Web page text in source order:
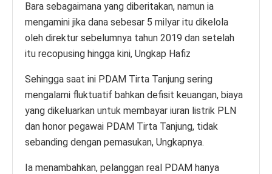
Bara sebagaimana yang diberitakan, namun ia
mengamini jika dana sebesar 5 milyar itu dikelola
oleh direktur sebelumnya tahun 2019 dan setelah
itu recopusing hingga kini, Ungkap Hafiz
Sehingga saat ini PDAM Tirta Tanjung sering
mengalami fluktuatif bahkan defisit keuangan, biaya
yang dikeluarkan untuk membayar iuran listrik PLN
dan honor pegawai PDAM Tirta Tanjung, tidak
sebanding dengan pemasukan, Ungkapnya.
Ia menambahkan, pelanggan real PDAM hanya